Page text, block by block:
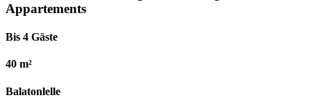
Appartements
Bis 4 Gäste
40 m²
Balatonlelle